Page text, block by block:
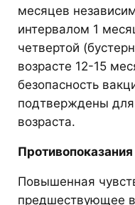
месяцев
интервалом 1
четвертой
возрасте 12-15
безопасность
подтверждены
возраста.
Повышенная
предшествующее